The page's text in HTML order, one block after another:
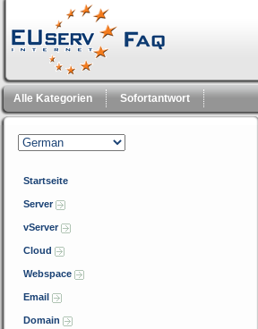
Alle Kategorien Sofortantwort
Startseite
Server
vServer
Cloud
Webspace
Email
Domain